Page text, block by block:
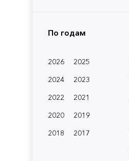
По годам
2026
2025
2024
2023
2022
2021
2020
2019
2018
2017